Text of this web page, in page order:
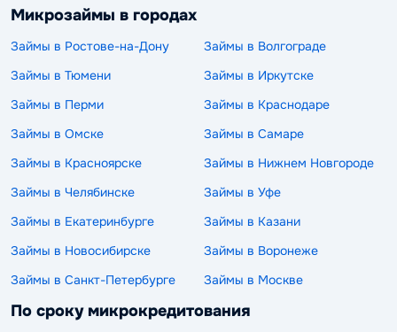
Микрозаймы в городах
Займы в Ростове-на-Дону
Займы в Волгограде
Займы в Тюмени
Займы в Иркутске
Займы в Перми
Займы в Краснодаре
Займы в Омске
Займы в Самаре
Займы в Красноярске
Займы в Нижнем Новгороде
Займы в Челябинске
Займы в Уфе
Займы в Екатеринбурге
Займы в Казани
Займы в Новосибирске
Займы в Воронеже
Займы в Санкт-Петербурге
Займы в Москве
По сроку микрокредитования